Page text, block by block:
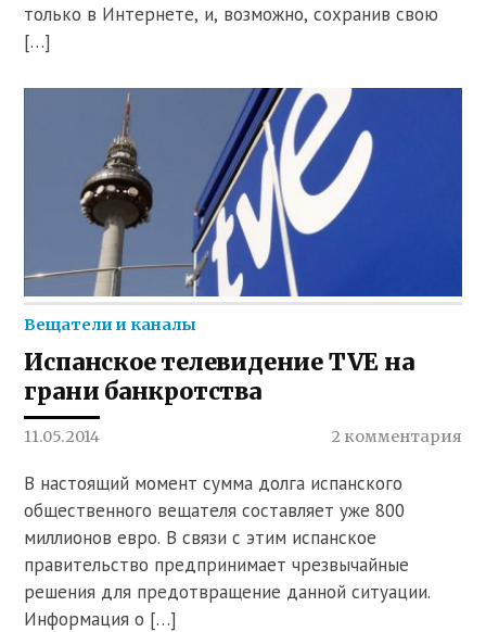
только в Интернете, и, возможно, сохранив свою
[…]
Вещатели и каналы
Испанское телевидение TVE на
грани банкротства
11.05.2014 2 комментария
В настоящий момент сумма долга испанского
общественного вещателя составляет уже 800
миллионов евро. В связи с этим испанское
правительство предпринимает чрезвычайные
решения для предотвращение данной ситуации.
Информация о […]